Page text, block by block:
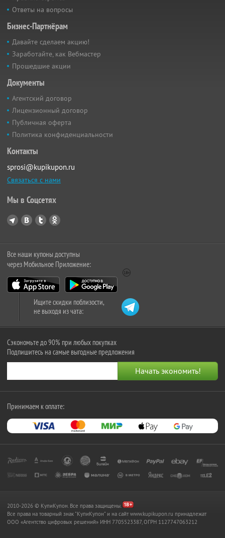
Ответы на вопросы
Бизнес-Партнёрам
Давайте сделаем акцию!
Заработайте, как Вебмастер
Прошедшие акции
Документы
Агентский договор
Лицензионный договор
Публичная оферта
Политика конфиденциальности
Контакты
sprosi@kupikupon.ru
Связаться с нами
Мы в Соцсетях
Все наши купоны доступны
через Мобильное Приложение:
Ищите скидки поблизости,
не выходя из чата:
Сэкономьте до 90% при любых покупках
Подпишитесь на самые выгодные предложения
Принимаем к оплате:
2010-2026 © КупиКупон. Все права защищены.
Все права на товарный знак "КупиКупон" и на сайт www.kupikupon.ru принадлежат
OOO «Агентство цифровых решений» ИНН 7705523387, ОГРН 1127747063212